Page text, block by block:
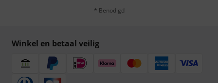
* Benodigd
Winkel en betaal veilig